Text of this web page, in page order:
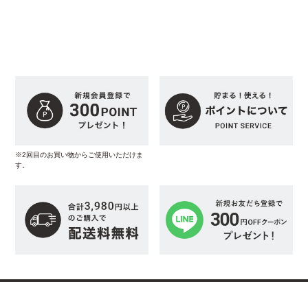
※2回目のお買い物からご使用いただけま
す。